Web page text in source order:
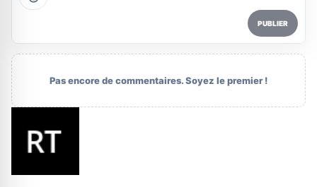
PUBLIER
Pas encore de commentaires. Soyez le premier !